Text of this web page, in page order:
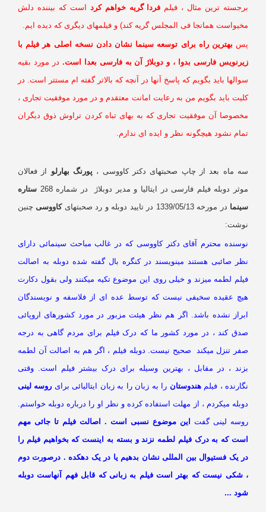
ترین مثال ، فیلمفردا گریه خواهم کرداست که بیننده دلش
همانجا فی المجلس گریه کند) و فیلمهای دیگری که دیده ایم.
بهترین راه برای توسعه سینما نشان دادن نسخه اصلی هر فیلم با
فارسی بدوا ، و دوبلاژ آن به فارسی بعدا است.
در مورد بقیه
باید بگویم که پاسخ آنها در آنچه که بالاتر گفته ام مستتر است. در
باید بگویم من به رعایت امانت معتقدم و در مورد موفقیت تجاری ،
آن موفقیت تجاری که به بهای تباه کردن تراوش ذوق دیگران
نشود هیچگونه نظر و ایده ای ندارم.
ماه بعد از چاپ صحبتهای دکتر کاووسی ،پورنگ بهارلو از فعالان
دوبله فیلم فارسی در ایتالیا و مدیر دوبلاژ در شماره 268
ستاره
در مورخه 1339/05/13 در تایید دوبله و رد صحبتهای کاووسیچنین
محترم آقای دکتر کاووسی که در غالب مباحث سینمائی دارای
صائبی هستند مینویسند در کنگره بال گفته شده دوبله به اصالت
لطمه میزند و خیلی روی این موضوع تکیه میکنند ولی بقول دکارت
عقیده سخیفی نیست که توسط عده ای از فلاسفه و نویسندگان
نشده باشد. اگر هم نظر هیئت مزبور در مورد کشورهای اروپائی
کند ، در مورد کشور ما که درک فیلم برای مردم گاهی به درجه
تنزل میکند صحیح نیست. دوبله فیلم ، اگر هم به اصالت آن لطمه
، در مقابل ، بهترین وسیله برای درک بیشتر فیلم است. وقتی
، فیلم هندوستانرا به زبان را به زبان ایتالیائی برایروسه لینی
میکردم ، از مهلت استفاده کرده و نظر او را درباره دوبله خواستم.
لینی گفت این موضوع نسبی است . اصالت فیلم تا جائی مهم
که به درک فیلم لطمه نزند و بسته به اینست که بخواهیم فیلم را
یک فستیوال بین المللی نشان بدهیم یا در یک دهکده . درصورت دوم
شکی نیست که بهتر است فیلم به زبانی که قابل فهم آنهاست دوبله
...